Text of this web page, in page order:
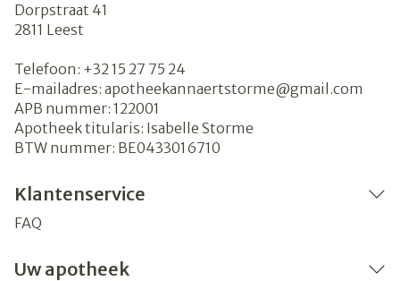
Dorpstraat 41
2811 Leest
Telefoon: +32 15 27 75 24
E-mailadres: apotheekannaertstorme@gmail.com
APB nummer: 122001
Apotheek titularis: Isabelle Storme
BTW nummer: BE0433016710
Klantenservice
FAQ
Uw apotheek